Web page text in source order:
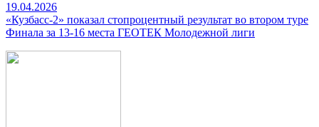
19.04.2026
«Кузбасс-2» показал стопроцентный результат во втором туре
Финала за 13-16 места ГЕОТЕК Молодежной лиги